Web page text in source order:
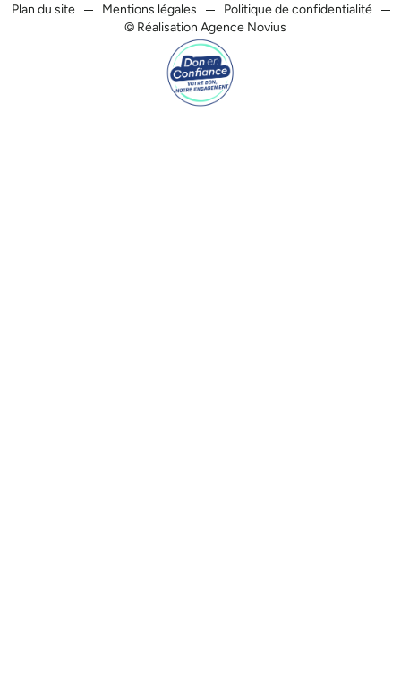
Plan du site Mentions légales
Politique de confidentialité
© Réalisation Agence Novius